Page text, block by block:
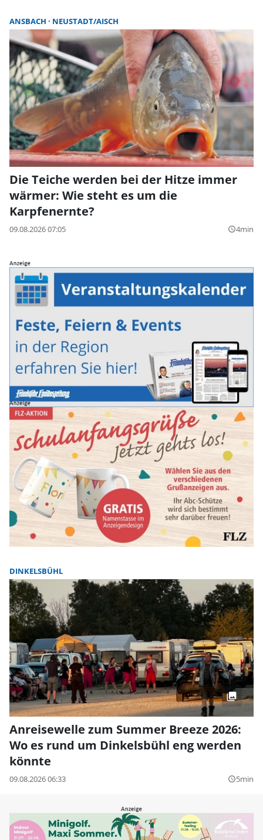
ANSBACH NEUSTADT/AISCH
Die Teiche werden bei der Hitze immer
wärmer: Wie steht es um die
Karpfenernte?
09.08.2026 07:05 query_builder4min
DINKELSBÜHL
Anreisewelle zum Summer Breeze 2026:
Wo es rund um Dinkelsbühl eng werden
könnte
09.08.2026 06:33 query_builder5min